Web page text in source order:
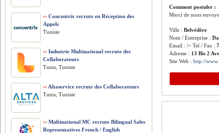
Comment postuler :
Merci de nous
Ville :Belvédère
Nom / Entreprise :
Email : /> Tel / Fax :
Adresse : 13 Bis 2
Site Web :http://
›› Concentrix recrute en Réception des
Appels
Tunisie
›› Industrie Multinational recrute des
Collaborateurs
Tunis, Tunisie
›› Altaservice recrute des Collaborateurs
Tunis, Tunisie
›› Multinational MC recrute Bilingual Sales
Representatives French / English